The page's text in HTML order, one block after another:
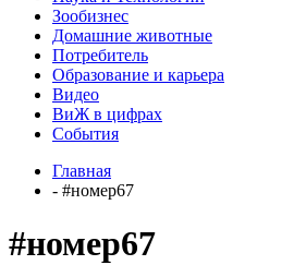
Зообизнес
Домашние животные
Потребитель
Образование и карьера
Видео
ВиЖ в цифрах
События
Главная
- #номер67
#номер67